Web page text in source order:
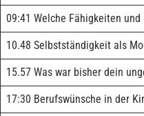
09:41 Welche Fähigkeiten
10.48 Selbstständigkeit als
15.57 Was war bisher dein
17:30 Berufswünsche in der